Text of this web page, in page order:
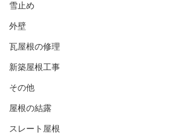
雪止め
外壁
瓦屋根の修理
新築屋根工事
その他
屋根の結露
スレート屋根